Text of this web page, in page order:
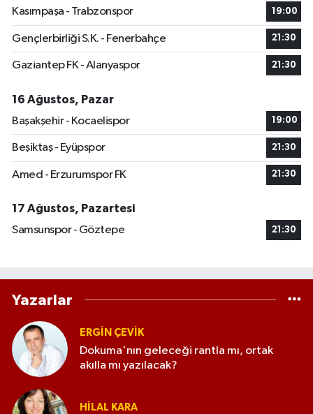
Kasımpaşa - Trabzonspor 19:00
Gençlerbirliği S.K. - Fenerbahçe 21:30
Gaziantep FK - Alanyaspor 21:30
16 Ağustos, Pazar
Başakşehir - Kocaelispor
19:00
Beşiktaş - Eyüpspor 21:30
Amed - Erzurumspor FK 21:30
17 Ağustos, Pazartesi
Samsunspor - Göztepe
21:30
Yazarlar
ERGIN ÇEVİK
Dokuma'nın geleceği rantla mı, ortak
akılla mı yazılacak?
HILAL KARA